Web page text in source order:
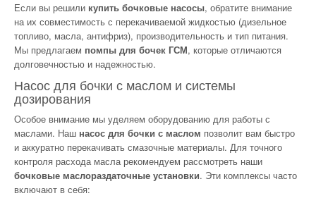
Если вы решили купить бочковые насосы, обратите внимание
на их совместимость с перекачиваемой жидкостью (дизельное
топливо, масла, антифриз), производительность и тип питания.
Мы предлагаем помпы для бочек ГСМ, которые отличаются
долговечностью и надежностью.
Насос для бочки с маслом и системы
дозирования
Особое внимание мы уделяем оборудованию для работы с
маслами. Наш насос для бочки с маслом позволит вам быстро
и аккуратно перекачивать смазочные материалы. Для точного
контроля расхода масла рекомендуем рассмотреть наши
бочковые маслораздаточные установки. Эти комплексы часто
включают в себя: